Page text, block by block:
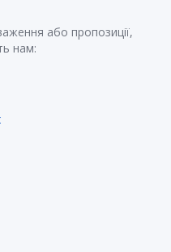
або пропозиції,
нам: